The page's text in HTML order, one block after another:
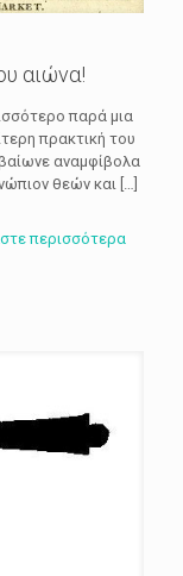
αιώνα!
παρά μια
πρακτική του
αναμφίβολα
θεών και […]
περισσότερα